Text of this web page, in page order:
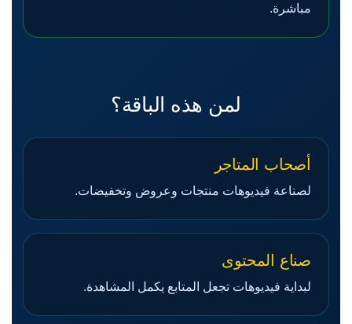
مباشرة.
لمن هذه الباقة؟
أصحاب المتاجر
لصناعة فيديوهات منتجات وعروض وتخفيضات.
صناع المحتوى
لبداية فيديوهات تجعل المتابع يكمل المشاهدة.